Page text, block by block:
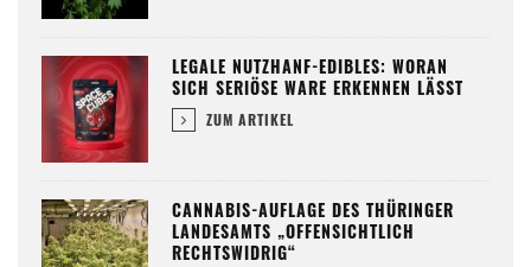
LEGALE NUTZHANF-EDIBLES: WORAN
SICH SERIÖSE WARE ERKENNEN LÄSST
ZUM ARTIKEL
CANNABIS-AUFLAGE DES THÜRINGER
LANDESAMTS „OFFENSICHTLICH
RECHTSWIDRIG“